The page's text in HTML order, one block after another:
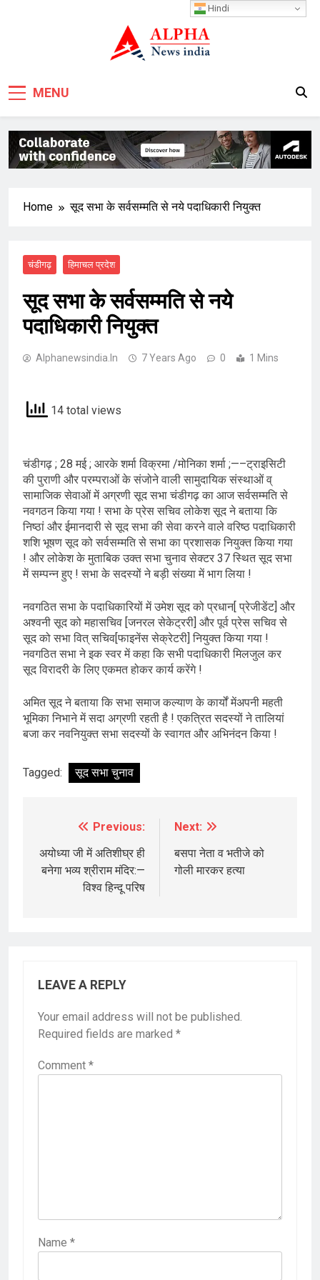
MENU
Home सूद सभा के सर्वसम्मति से नये पदाधिकारी नियुक्त
चंडीगढ़ हिमाचल प्रदेश
सूद सभा के सर्वसम्मति से नये
पदाधिकारी नियुक्त
Alphanewsindia.in 7 Years Ago 0 1 Mins
14 total views
चंडीगढ़ ; 28 मई ; आरके शर्मा विक्रमा /मोनिका शर्मा ;—–ट्राइसिटी
की पुराणी और परम्पराओं के संजोने वाली सामुदायिक संस्थाओं व्
सामाजिक सेवाओं में अग्रणी सूद सभा चंडीगढ़ का आज सर्वसम्मति से
नवगठन किया गया ! सभा के प्रेस सचिव लोकेश सूद ने बताया कि
निष्ठां और ईमानदारी से सूद सभा की सेवा करने वाले वरिष्ठ पदाधिकारी
शशि भूषण सूद को सर्वसम्मति से सभा का प्रशासक नियुक्त किया गया
! और लोकेश के मुताबिक उक्त सभा चुनाव सेक्टर 37 स्थित सूद सभा
में सम्पन्न हुए ! सभा के सदस्यों ने बड़ी संख्या में भाग लिया !
नवगठित सभा के पदाधिकारियों में उमेश सूद को प्रधान[ प्रेजीडेंट] और
अश्वनी सूद को महासचिव [जनरल सेकेट्ररी] और पूर्व प्रेस सचिव से
सूद को सभा वित् सचिव[फाइनेंस सेक्रेटरी] नियुक्त किया गया !
नवगठित सभा ने इक स्वर में कहा कि सभी पदाधिकारी मिलजुल कर
सूद विरादरी के लिए एकमत होकर कार्य करेंगे !
अमित सूद ने बताया कि सभा समाज कल्याण के कार्यों मेंअपनी महती
भूमिका निभाने में सदा अग्रणी रहती है ! एकत्रित सदस्यों ने तालियां
बजा कर नवनियुक्त सभा सदस्यों के स्वागत और अभिनंदन किया !
Tagged: सूद सभा चुनाव
navigation
Previous:
अयोध्या जी में अतिशीघ्र ही
बनेगा भव्य श्रीराम मंदिर:—
विश्व हिन्दू परिष
Next:
बसपा नेता व भतीजे को
गोली मारकर हत्या
LEAVE A REPLY
Your email address will not be published.
Required fields are marked *
Comment *
Name *
Hindi